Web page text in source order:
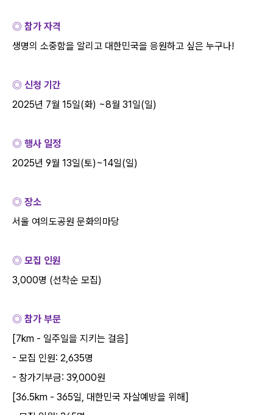
◎ 참가 자격
생명의 소중함을 알리고 대한민국을 응원하고 싶은 누구나!
◎ 신청 기간
2025년 7월 15일(화) ~8월 31일(일)
◎ 행사 일정
2025년 9월 13일(토)~14일(일)
◎ 장소
서울 여의도공원 문화의마당
◎ 모집 인원
3,000명 (선착순 모집)
◎ 참가 부문
[7km - 일주일을 지키는 걸음]
- 모집 인원: 2,635명
- 참가기부금: 39,000원
[36.5km - 365일, 대한민국 자살예방을 위해]